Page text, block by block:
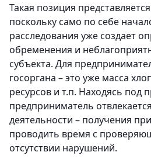
Такая позиция
поскольку само по себе
расследования уже создает
обременения и
субъекта. Для
госоргана – это уже масса
ресурсов и т.п. Находясь под
предприниматель
деятельности – получения
проводить время с
отсутствии нарушений.